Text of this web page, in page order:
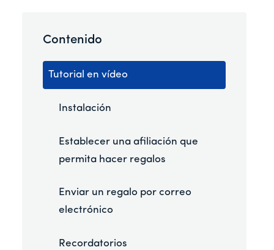
Contenido
Tutorial en vídeo
Instalación
Establecer una afiliación que
permita hacer regalos
Enviar un regalo por correo
electrónico
Recordatorios